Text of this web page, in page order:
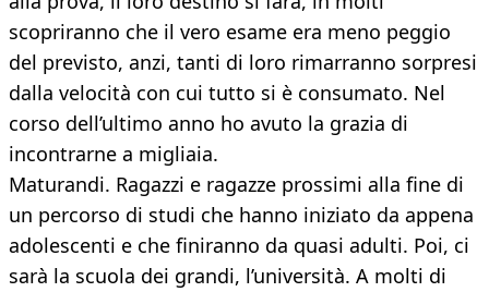
scopriranno che il vero esame era meno peggio
del previsto, anzi, tanti di loro rimarranno sorpresi
dalla velocità con cui tutto si è consumato. Nel
corso dell’ultimo anno ho avuto la grazia di
incontrarne a migliaia.
Maturandi. Ragazzi e ragazze prossimi alla fine di
un percorso di studi che hanno iniziato da appena
adolescenti e che finiranno da quasi adulti. Poi, ci
sarà la scuola dei grandi, l’università. A molti di